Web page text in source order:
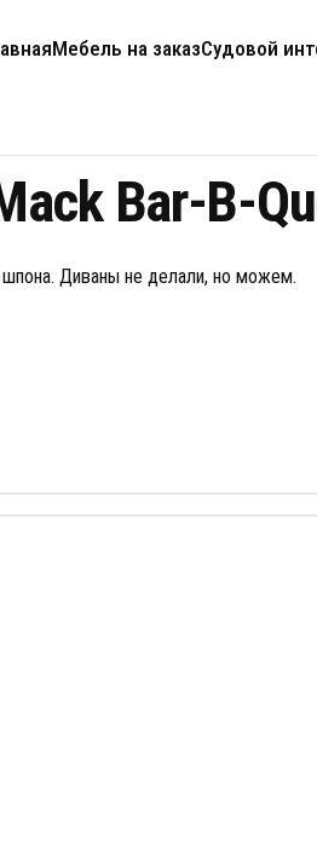
Мебель на заказCудовой
Bar-B-
Диваны не делали, но можем.